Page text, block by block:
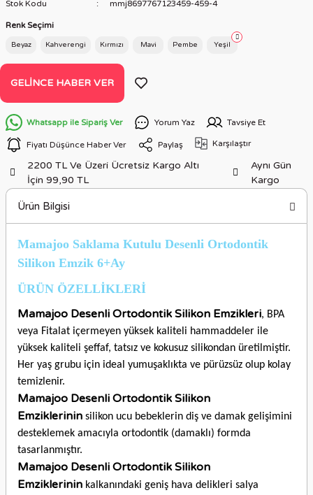
Stok Kodu
mmj8697767123459-459-4
Renk Seçimi
Beyaz Kahverengi Kırmızı Mavi Pembe Yeşil
GELINCE HABER VER
Whatsapp ile Sipariş Ver Yorum Yaz Tavsiye Et
Fiyatı Düşünce Haber Ver Paylaş Karşılaştır
2200 TL Ve Üzeri Ücretsiz Kargo Altı
İçin 99,90 TL
Aynı Gün
Kargo
Ürün Bilgisi
Mamajoo Saklama Kutulu Desenli Ortodontik
Silikon Emzik 6+Ay
ÜRÜN ÖZELLİKLERİ
Mamajoo Desenli Ortodontik Silikon Emzikleri, BPA
veya Fitalat içermeyen yüksek kaliteli hammaddeler ile
yüksek kaliteli şeffaf, tatsız ve kokusuz silikondan üretilmiştir.
Her yaş grubu için ideal yumuşaklıkta ve pürüzsüz olup kolay
temizlenir.
Mamajoo Desenli Ortodontik Silikon
Emziklerinin silikon ucu bebeklerin diş ve damak gelişimini
desteklemek amacıyla ortodontik (damaklı) formda
tasarlanmıştır.
Mamajoo Desenli Ortodontik Silikon
Emziklerinin kalkanındaki geniş hava delikleri salya